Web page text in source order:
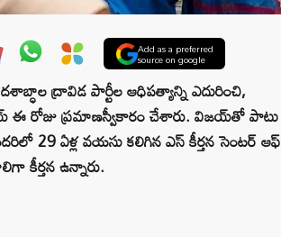
Add as a preferred
source on google
ద్రావిడ పార్టీల ఆధిపత్యాన్ని ఎదురించి,
ఈ రోజు ప్రమాణస్వీకారం చేశారు. విజయ్‌తో పాటు
29 ఏళ్ల వయసు కలిగిన ఎస్ కీర్తన సెంటర్ ఆఫ్
కీర్తన ఉన్నారు.